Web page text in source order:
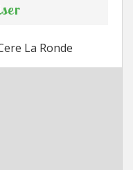
La Ronde